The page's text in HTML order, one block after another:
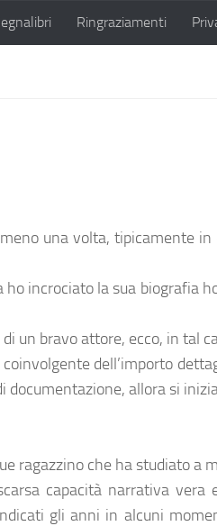
Ringraziamenti
una volta, tipicamente in
incrociato la sua biografia
un bravo attore, ecco, in tal
dell’importo
allora si
ragazzino che ha studiato a
capacità narrativa vera
gli anni in alcuni